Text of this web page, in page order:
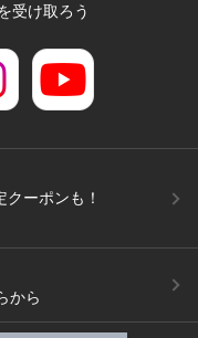
受け取ろう
ーポンも！
から